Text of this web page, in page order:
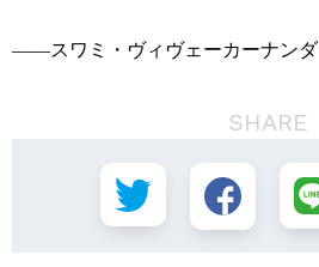
――スワミ・ヴィヴェーカーナンダ
SHARE